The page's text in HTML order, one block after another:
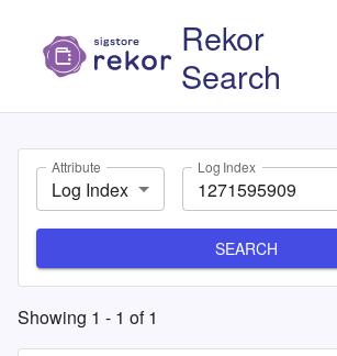
Rekor
Search
Attribute
Log Index
Log Index
SEARCH
Showing 1 - 1 of1